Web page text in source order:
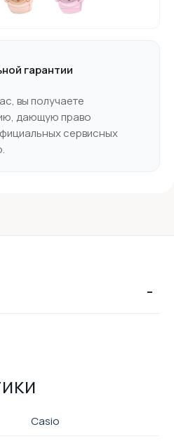
гарантии
вы получаете
дающую право
сервисных
-
Casio